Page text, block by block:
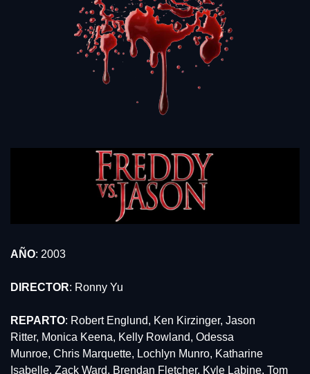
AÑO: 2003
DIRECTOR: Ronny Yu
REPARTO: Robert Englund, Ken Kirzinger, Jason
Ritter, Monica Keena, Kelly Rowland, Odessa
Munroe, Chris Marquette, Lochlyn Munro, Katharine
Isabelle, Zack Ward, Brendan Fletcher, Kyle Labine, Tom